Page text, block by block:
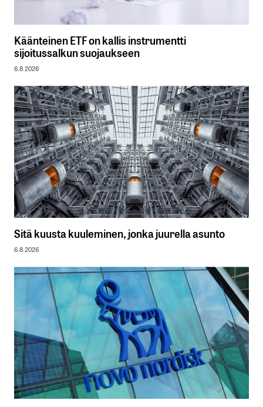
Käänteinen ETF on kallis instrumentti
sijoitussalkun suojaukseen
6.8.2026
Sitä kuusta kuuleminen, jonka juurella asunto
6.8.2026